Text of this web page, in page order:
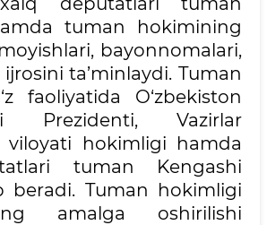
tuman hokimining
bayonnomalari,
ta’minlaydi. Tuman
faoliyatida O‘zbekiston
Prezidenti, Vazirlar
viloyati hokimligi hamda
tuman Kengashi
beradi. Tuman hokimligi
amalga oshirilishi